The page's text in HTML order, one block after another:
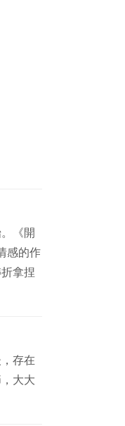
《開
感的作
拿捏
存在
大大